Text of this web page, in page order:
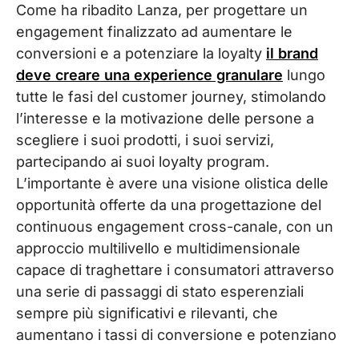
Come ha ribadito Lanza, per progettare un
engagement finalizzato ad aumentare le
conversioni e a potenziare la loyalty il brand
deve creare una experience granulare lungo
tutte le fasi del customer journey, stimolando
l’interesse e la motivazione delle persone a
scegliere i suoi prodotti, i suoi servizi,
partecipando ai suoi loyalty program.
L’importante è avere una visione olistica delle
opportunità offerte da una progettazione del
continuous engagement cross-canale, con un
approccio multilivello e multidimensionale
capace di traghettare i consumatori attraverso
una serie di passaggi di stato esperenziali
sempre più significativi e rilevanti, che
aumentano i tassi di conversione e potenziano